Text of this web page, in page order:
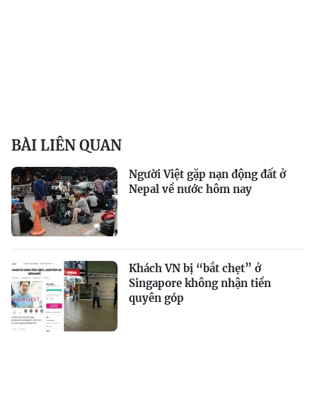
BÀI LIÊN QUAN
Người Việt gặp nạn động đất ở
Nepal về nước hôm nay
Khách VN bị “bắt chẹt” ở
Singapore không nhận tiền
quyên góp